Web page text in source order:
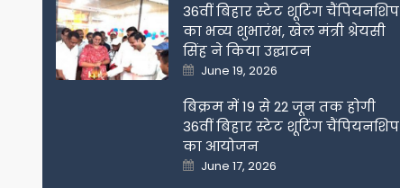
36वीं बिहार स्टेट शूटिंग चैंपियनशिप
का भव्य शुभारंभ, खेल मंत्री श्रेयसी
सिंह ने किया उद्घाटन
Posted
on
June 19, 2026
बिक्रम में 19 से 22 जून तक होगी
36वीं बिहार स्टेट शूटिंग चैंपियनशिप
का आयोजन
Posted
on
June 17, 2026